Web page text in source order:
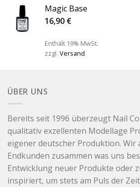
Magic Base
16,90 €
Enthält 19% MwSt.
zzgl. Versand
ÜBER UNS
Bereits seit 1996 überzeugt Nail
qualitativ exzellenten Modellage
eigener deutscher Produktion.
Endkunden zusammen was uns
Entwicklung neuer Produkte oder
inspiriert, um stets am Puls der